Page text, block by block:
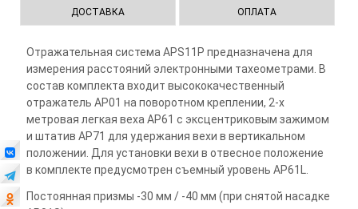
ДОСТАВКА ОПЛАТА
Отражательная система APS11P предназначена для
измерения расстояний электронными тахеометрами. В
состав комплекта входит высококачественный
отражатель AP01 на поворотном креплении, 2-х
метровая легкая веха AP61 с эксцентриковым зажимом
и штатив AP71 для удержания вехи в вертикальном
положении. Для установки вехи в отвесное положение
в комплекте предусмотрен съемный уровень AP61L.
Постоянная призмы -30 мм / -40 мм (при снятой насадке